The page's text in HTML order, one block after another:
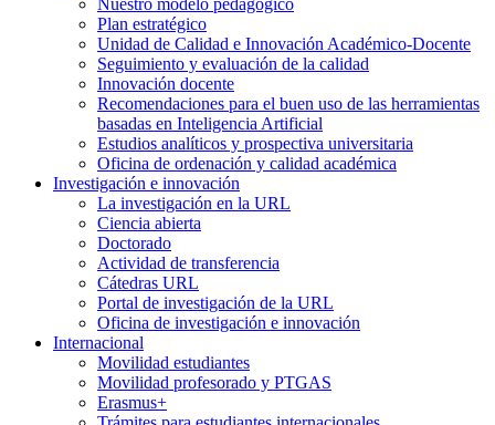
Plan estratégico
Unidad de Calidad e Innovación Académico-Docente
Seguimiento y evaluación de la calidad
Innovación docente
Recomendaciones para el buen uso de las herramientas
basadas en Inteligencia Artificial
Estudios analíticos y prospectiva universitaria
Oficina de ordenación y calidad académica
Investigación e innovación
La investigación en la URL
Ciencia abierta
Doctorado
Actividad de transferencia
Cátedras URL
Portal de investigación de la URL
Oficina de investigación e innovación
Internacional
Movilidad estudiantes
Movilidad profesorado y PTGAS
Erasmus+